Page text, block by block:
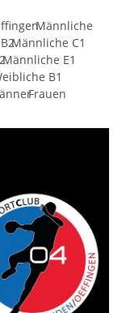
Männliche
Männliche C1
Männliche E1
B1
Frauen